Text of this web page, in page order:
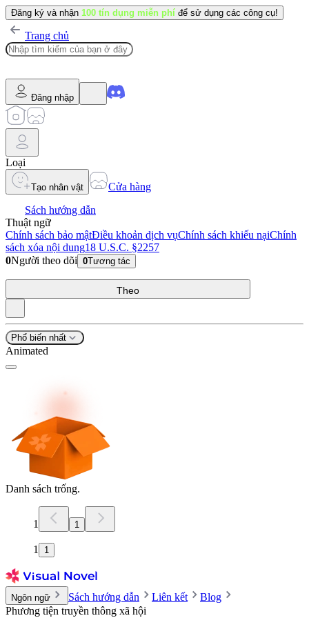
Đăng ký và nhận 100 tín dụng miễn phí để sử dụng các công cụ!
Trang chủ
Đăng nhập
Loại
Tạo nhân vật
Cửa hàng
Sách hướng dẫn
Thuật ngữ
Chính sách bảo mậtĐiều khoản dịch vụChính sách khiếu nạiChính
sách xóa nội dung18 U.S.C. §2257
0Người theo dõi 0Tương tác
Theo
Phổ biến nhất
Animated
Danh sách trống.
1 1
1 1
Ngôn ngữ Sách hướng dẫn Liên kết
Blog
Phương tiện truyền thông xã hội